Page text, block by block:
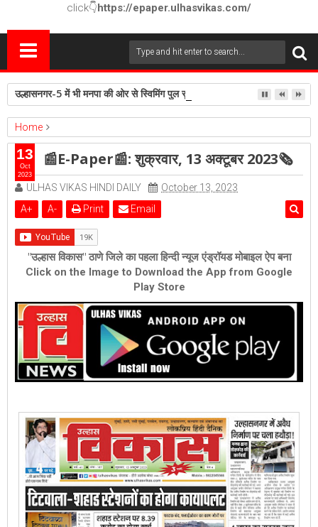
click👇https://epaper.ulhasvikas.com/
उल्हासनगर-5 में भी मनपा की ओर से स्विमिंग पुल सुविधा हो- शेरी लुंड
Home
ambernath
bhiwandi epaper Featured
kalyan
ulhasnagar
📰E-Paper📰: शुक्रवार, 13 अक्टूबर 2023🗞
📰E-Paper📰: शुक्रवार, 13 अक्टूबर 2023🗞
ULHAS VIKAS HINDI DAILY
October 13, 2023
A+ A- Print Email
"उल्हास विकास" ठाणे जिले का पहला हिन्दी न्यूज एंड्रॉयड मोबाइल ऐप बना
Click on the Image to Download the App from Google
Play Store
13
Oct
2023